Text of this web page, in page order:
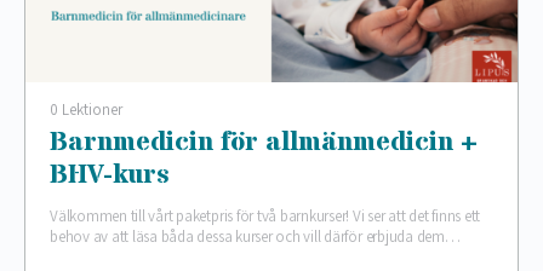
0 Lektioner
Barnmedicin för allmänmedicin +
BHV-kurs
Välkommen till vårt paketpris för två barnkurser! Vi ser att det finns ett
behov av att läsa båda dessa kurser och vill därför erbjuda dem…